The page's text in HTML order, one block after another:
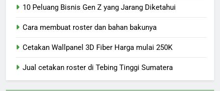
10 Peluang Bisnis Gen Z yang Jarang Diketahui
Cara membuat roster dan bahan bakunya
Cetakan Wallpanel 3D Fiber Harga mulai 250K
Jual cetakan roster di Tebing Tinggi Sumatera